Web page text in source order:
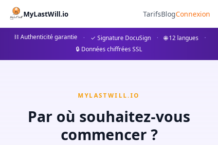
MyLastWill.io TarifsBlogConnexion
⛓ Authenticité garantie · ✓ Signature DocuSign · 🌐 12 langues
·
🔒 Données chiffrées SSL
MYLASTWILL.IO
Par où souhaitez-vous
commencer ?
Erbschaftsteuer in Europa
Erbschaftsteuer in 15 europäischen Ländern 2026
## Einführung: Warum die Erbschaftsteuer in Europa